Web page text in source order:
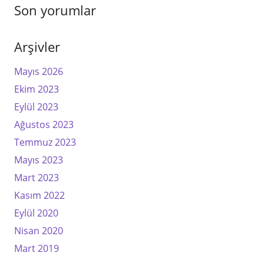
Son yorumlar
Arşivler
Mayıs 2026
Ekim 2023
Eylül 2023
Ağustos 2023
Temmuz 2023
Mayıs 2023
Mart 2023
Kasım 2022
Eylül 2020
Nisan 2020
Mart 2019